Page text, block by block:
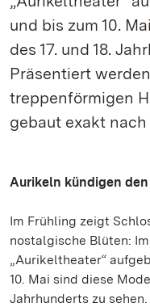
und bis zum 10.
des 17. und 18.
Präsentiert
treppenförmigen
gebaut exakt
Aurikeln kündigen
Im Frühling zeigt
nostalgische Blüten:
„Aurikeltheater“
10. Mai sind diese
Jahrhunderts zu